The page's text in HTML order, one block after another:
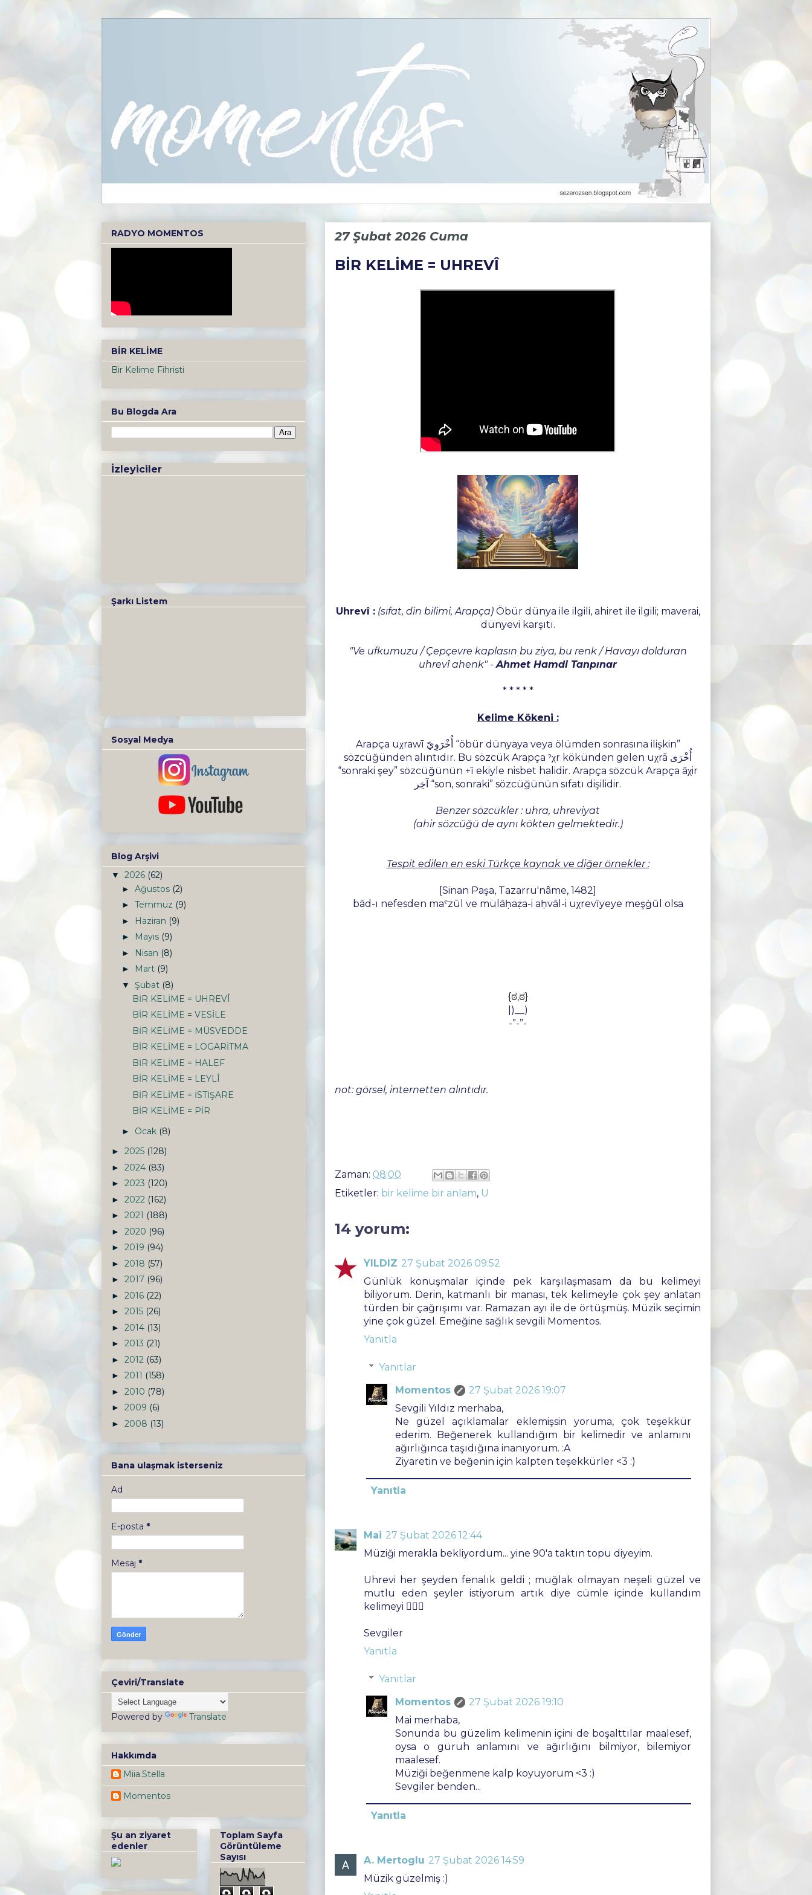
27 Şubat 2026 Cuma
BİR KELİME = UHREVÎ
Uhrevî : (sıfat, din bilimi, Arapça) Öbür dünya ile ilgili, ahiret ile ilgili; maverai,
dünyevi karşıtı.
"Ve ufkumuzu / Çepçevre kaplasın bu ziya, bu renk / Havayı dolduran
uhrevî ahenk" -Ahmet Hamdi Tanpınar
* * * * *
Kelime Kökeni :
Arapça uχrawī أُخْرَوِيّ‎ “öbür dünyaya veya ölümden sonrasına ilişkin”
sözcüğünden alıntıdır. Bu sözcük Arapça ˀχr kökünden gelen uχrā أُخْرَى
“sonraki şey” sözcüğünün +ī ekiyle nisbet halidir. Arapça sözcük Arapça āχir
آخِر “son, sonraki” sözcüğünün sıfatı dişilidir.
Benzer sözcükler : uhra, uhreviyat
(ahir sözcüğü de aynı kökten gelmektedir.)
Tespit edilen en eski Türkçe kaynak ve diğer örnekler :
[Sinan Paşa, Tazarru'nâme, 1482]
bād-ı nefesden maˁzūl ve mülāḥaẓa-i aḥvāl-i uχrevīyeye meşġūl olsa
{ಠ,ಠ}
|)__)
-”-”-
not: görsel, internetten alıntıdır.
Zaman: 08:00
Etiketler: bir kelime bir anlam, U
14 yorum:
YILDIZ 27 Şubat 2026 09:52
Günlük konuşmalar içinde pek karşılaşmasam da bu kelimeyi
biliyorum. Derin, katmanlı bir manası, tek kelimeyle çok şey anlatan
türden bir çağrışımı var. Ramazan ayı ile de örtüşmüş. Müzik seçimin
yine çok güzel. Emeğine sağlık sevgili Momentos.
Yanıtla
Yanıtlar
Momentos
27 Şubat 2026 19:07
Sevgili Yıldız merhaba,
Ne güzel açıklamalar eklemişsin yoruma, çok teşekkür
ederim. Beğenerek kullandığım bir kelimedir ve anlamını
ağırlığınca taşıdığına inanıyorum. :A
Ziyaretin ve beğenin için kalpten teşekkürler <3 :)
Yanıtla
Mai 27 Şubat 2026 12:44
Müziği merakla bekliyordum... yine 90'a taktın topu diyeyim.
Uhrevi her şeyden fenalık geldi ; muğlak olmayan neşeli güzel ve
mutlu eden şeyler istiyorum artık diye cümle içinde kullandım
kelimeyi 🤷🏻‍♀️
Sevgiler
Yanıtla
Yanıtlar
Momentos
27 Şubat 2026 19:10
Mai merhaba,
Sonunda bu güzelim kelimenin içini de boşalttılar maalesef,
oysa o güruh anlamını ve ağırlığını bilmiyor, bilemiyor
maalesef.
Müziği beğenmene kalp koyuyorum <3 :)
Sevgiler benden...
Yanıtla
A. Mertoglu 27 Şubat 2026 14:59
Müzik güzelmiş :)
RADYO MOMENTOS
BİR KELİME
Bir Kelime Fihristi
Bu Blogda Ara
İzleyiciler
Şarkı Listem
Sosyal Medya
Blog Arşivi
▼ 2026 (62)
► Ağustos (2)
► Temmuz (9)
► Haziran (9)
► Mayıs (9)
► Nisan (8)
► Mart (9)
▼ Şubat (8)
BİR KELİME = UHREVÎ
BİR KELİME = VESİLE
BİR KELİME = MÜSVEDDE
BİR KELİME = LOGARİTMA
BİR KELİME = HALEF
BİR KELİME = LEYLÎ
BİR KELİME = İSTİŞARE
BİR KELİME = PİR
► Ocak (8)
► 2025 (128)
► 2024 (83)
► 2023 (120)
► 2022 (162)
► 2021 (188)
► 2020 (96)
► 2019 (94)
► 2018 (57)
► 2017 (96)
► 2016 (22)
► 2015 (26)
► 2014 (13)
► 2013 (21)
► 2012 (63)
► 2011 (158)
► 2010 (78)
► 2009 (6)
► 2008 (13)
Bana ulaşmak isterseniz
Ad
E-posta *
Mesaj *
Çeviri/Translate
Powered by Translate
Hakkımda
Miia.Stella
Momentos
Şu an ziyaret
edenler
Toplam Sayfa
Görüntüleme
Sayısı